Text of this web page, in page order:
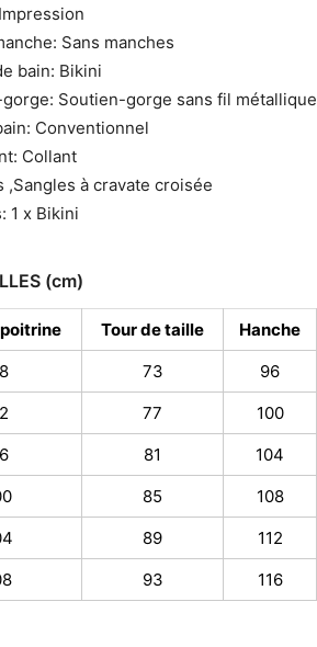
Sans manches
bain: Bikini
Soutien-gorge sans fil métallique
Conventionnel
Collant
,Sangles à cravate croisée
1 x Bikini
(cm)
Tour de taille Hanche
73 96
77 100
81 104
85 108
89 112
93 116